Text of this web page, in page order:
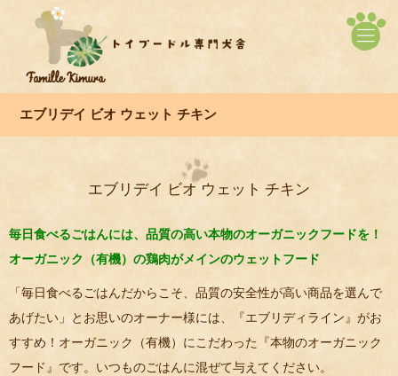
エブリデイ ビオ ウェット チキン
エブリデイ ビオ ウェット チキン
毎日食べるごはんには、品質の高い本物のオーガニックフードを！
オーガニック（有機）の鶏肉がメインのウェットフード
「毎日食べるごはんだからこそ、品質の安全性が高い商品を選んで
あげたい」とお思いのオーナー様には、『エブリディライン』がお
すすめ！オーガニック（有機）にこだわった『本物のオーガニック
フード』です。いつものごはんに混ぜて与えてください。